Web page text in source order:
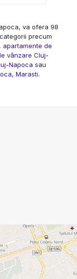
va ofera 98
precum
, apartamente de
vânzare Cluj-
Napoca sau
Marasti.